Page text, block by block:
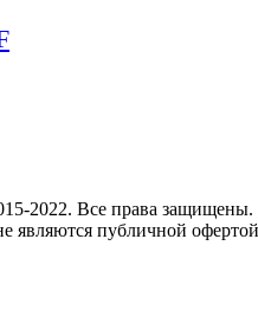
2022. Все права защищены.
являются публичной офертой